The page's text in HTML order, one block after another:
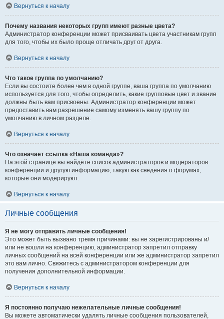
Вернуться к началу
Почему названия некоторых групп имеют разные цвета?
Администратор конференции может присваивать цвета участникам групп
для того, чтобы их было проще отличать друг от друга.
Вернуться к началу
Что такое группа по умолчанию?
Если вы состоите более чем в одной группе, ваша группа по умолчанию
используется для того, чтобы определить, какие групповые цвет и звание
должны быть вам присвоены. Администратор конференции может
предоставить вам разрешение самому изменять вашу группу по
умолчанию в личном разделе.
Вернуться к началу
Что означает ссылка «Наша команда»?
На этой странице вы найдёте список администраторов и модераторов
конференции и другую информацию, такую как сведения о форумах,
которые они модерируют.
Вернуться к началу
Личные сообщения
Я не могу отправить личные сообщения!
Это может быть вызвано тремя причинами: вы не зарегистрированы и/
или не вошли на конференцию, администратор запретил отправку
личных сообщений на всей конференции или же администратор запретил
это вам лично. Свяжитесь с администратором конференции для
получения дополнительной информации.
Вернуться к началу
Я постоянно получаю нежелательные личные сообщения!
Вы можете автоматически удалять личные сообщения пользователей,